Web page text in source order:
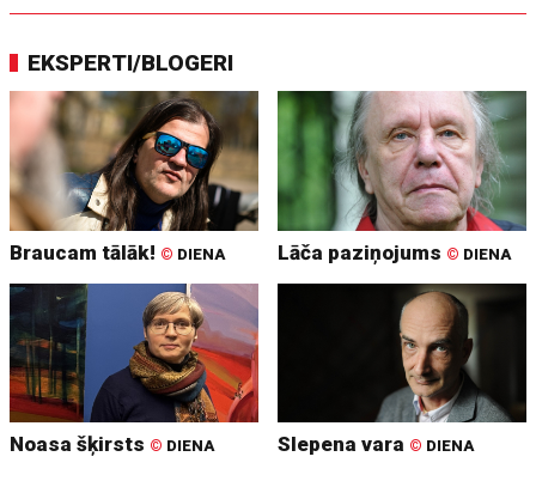
EKSPERTI/BLOGERI
Braucam tālāk! © DIENA Lāča paziņojums © DIENA
Noasa šķirsts © DIENA Slepena vara © DIENA